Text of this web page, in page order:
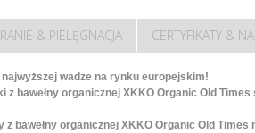
& PIELĘGNACJA CERTYFIKATY &
wadze na rynku europejskim!
z bawełny organicznej XKKO Organic Old
z bawełny organicznej XKKO Organic Old Times